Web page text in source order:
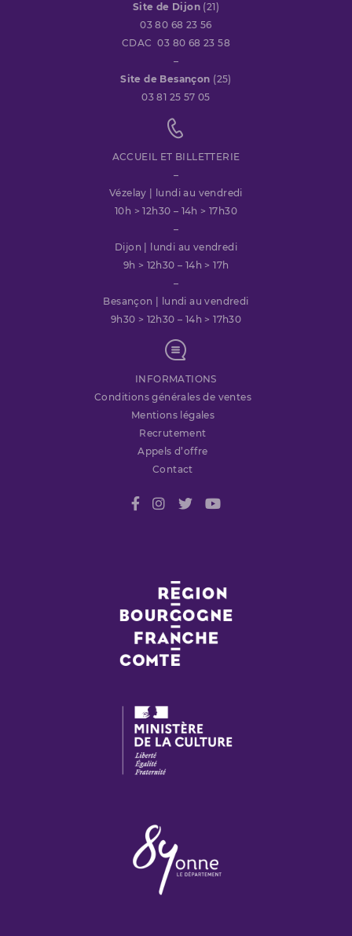
Site de Dijon (21)
03 80 68 23 56
CDAC 03 80 68 23 58
–
Site de Besançon (25)
03 81 25 57 05
ACCUEIL ET BILLETTERIE
–
Vézelay | lundi au vendredi
10h > 12h30 – 14h > 17h30
–
Dijon | lundi au vendredi
9h > 12h30 – 14h > 17h
–
Besançon | lundi au vendredi
9h30 > 12h30 – 14h > 17h30
INFORMATIONS
Conditions générales de ventes
Mentions légales
Recrutement
Appels d’offre
Contact